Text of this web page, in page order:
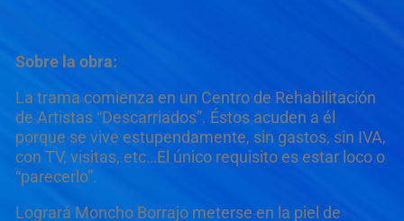
Sobre la obra:
La trama comienza en un Centro de Rehabilitación
de Artistas “Descarriados”. Éstos acuden a él
porque se vive estupendamente, sin gastos, sin IVA,
con TV, visitas, etc…El único requisito es estar loco o
“parecerlo”.
Logrará Moncho Borrajo meterse en la piel de